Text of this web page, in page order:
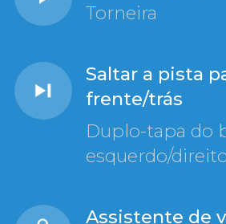
Torneira
Saltar a pista
frente/trás
Duplo-tapa do
esquerdo/
Assistente de